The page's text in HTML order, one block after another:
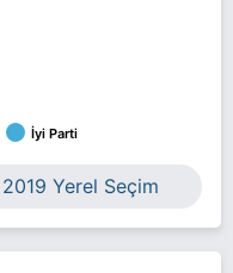
İyi Parti
2019 Yerel Seçim